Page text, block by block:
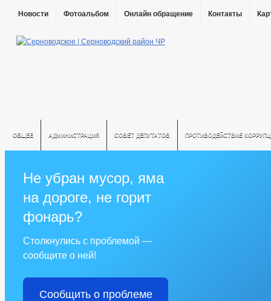
Новости Фотоальбом Онлайн обращение Контакты
ОБЩЕЕ АДМИНИСТРАЦИЯ СОВЕТ ДЕПУТАТОВ ПРОТИВОДЕЙСТВИЕ
Не убран мусор, яма
на дороге, не горит
фонарь?
Столкнулись с проблемой —
сообщите о ней!
Сообщить о проблеме